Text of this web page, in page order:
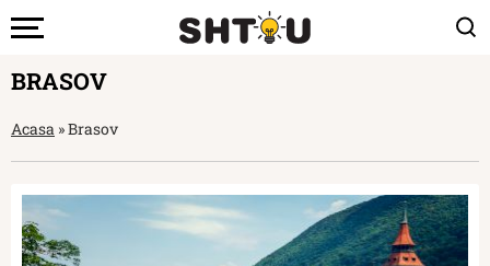
BRASOV
Acasa »Brasov